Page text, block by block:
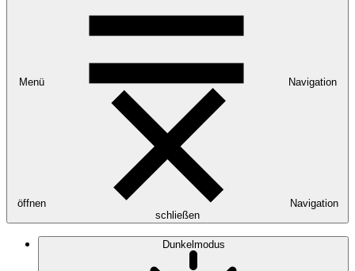
Menü Navigation
öffnen
Navigation
schließen
Dunkelmodus